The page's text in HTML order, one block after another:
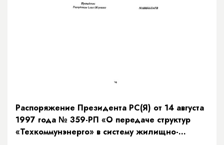
Распоряжение Президента РС(Я) от 14 августа
1997 года № 359-РП «О передаче структур
«Техкоммунэнерго» в систему жилищно-